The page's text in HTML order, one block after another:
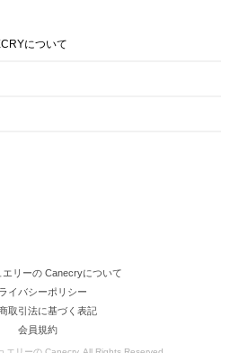
について
エリーの Canecryについて
イバシーポリシー
取引法に基づく表記
会員規約